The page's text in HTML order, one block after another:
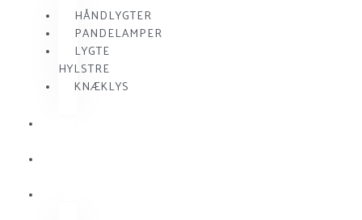
HÅNDLYGTER
PANDELAMPER
LYGTE
HYLSTRE
KNÆKLYS